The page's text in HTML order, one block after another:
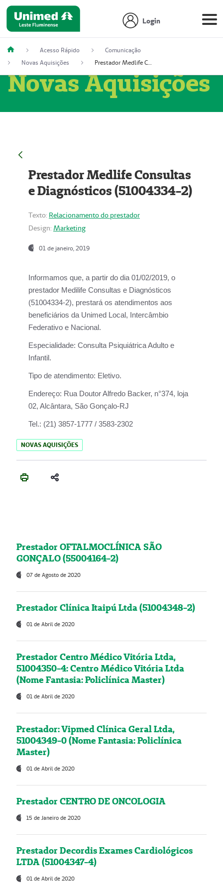
Login
Acesso Rápido
Comunicação
Novas Aquisições
Prestador Medlife Consultas e Diagnósticos (51004334-2)
Novas Aquisições
Prestador Medlife Consultas
e Diagnósticos (51004334-2)
Texto: Relacionamento do prestador
Design: Marketing
01 de janeiro, 2019
Informamos que, a partir do dia 01/02/2019, o
prestador Medilife Consultas e Diagnósticos
(51004334-2), prestará os atendimentos aos
beneficiários da Unimed Local, Intercâmbio
Federativo e Nacional.
Especialidade: Consulta Psiquiátrica Adulto e
Infantil.
Tipo de atendimento: Eletivo.
Endereço: Rua Doutor Alfredo Backer, n°374, loja
02, Alcântara, São Gonçalo-RJ
Tel.: (21) 3857-1777 / 3583-2302
NOVAS AQUISIÇÕES
Prestador OFTALMOCLÍNICA SÃO
GONÇALO (55004164-2)
07 de Agosto de 2020
Prestador Clínica Itaipú Ltda (51004348-2)
01 de Abril de 2020
Prestador Centro Médico Vitória Ltda,
51004350-4: Centro Médico Vitória Ltda
(Nome Fantasia: Policlínica Master)
01 de Abril de 2020
Prestador: Vipmed Clínica Geral Ltda,
51004349-0 (Nome Fantasia: Policlínica
Master)
01 de Abril de 2020
Prestador CENTRO DE ONCOLOGIA
15 de Janeiro de 2020
Prestador Decordis Exames Cardiológicos
LTDA (51004347-4)
01 de Abril de 2020